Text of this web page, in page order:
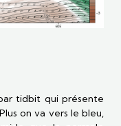
tidbit qui présente
on va vers le bleu,